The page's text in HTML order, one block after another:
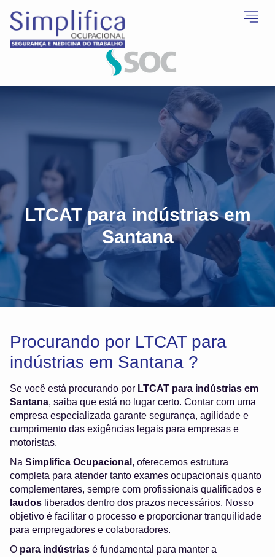
LTCAT para indústrias em
Santana
Procurando por LTCAT para
indústrias em Santana ?
Se você está procurando por LTCAT para indústrias em
Santana, saiba que está no lugar certo. Contar com uma
empresa especializada garante segurança, agilidade e
cumprimento das exigências legais para empresas e
motoristas.
Na Simplifica Ocupacional , oferecemos estrutura
completa para atender tanto exames ocupacionais quanto
complementares, sempre com profissionais qualificados e
laudos liberados dentro dos prazos necessários. Nosso
objetivo é facilitar o processo e proporcionar tranquilidade
para empregadores e colaboradores.
O para indústrias é fundamental para manter a